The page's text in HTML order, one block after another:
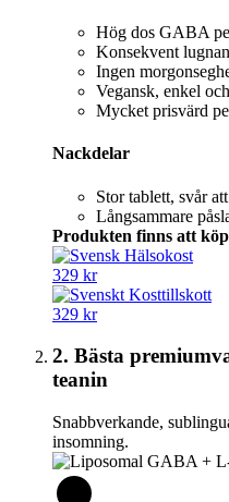
Hög dos GABA
Konsekvent
Ingen
Vegansk, enkel
Mycket prisvärd
Nackdelar
Stor tablett, svår
Långsammare
Produkten finns att
329 kr
329 kr
2. Bästa
teanin
Snabbverkande,
insomning.